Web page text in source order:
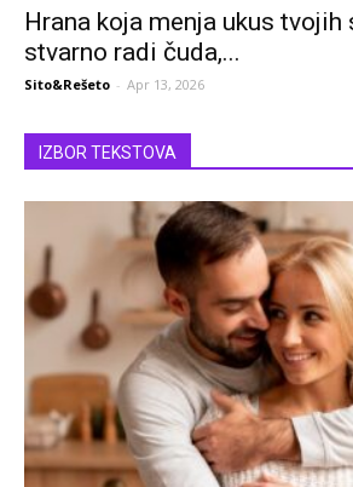
Hrana koja menja ukus
stvarno radi čuda,...
Sito&Rešeto - Apr 13, 2026
IZBOR TEKSTOVA